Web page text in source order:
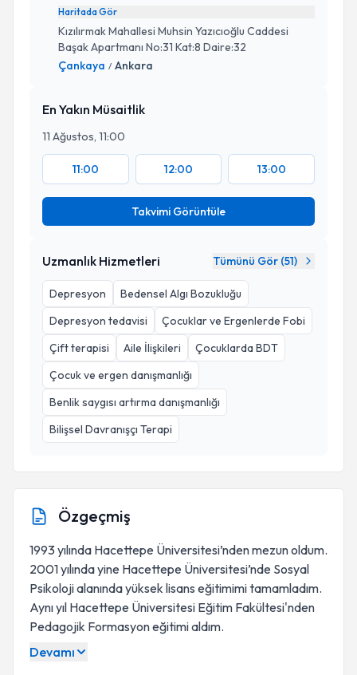
Haritada Gör
Kızılırmak Mahallesi Muhsin Yazıcıoğlu Caddesi
Başak Apartmanı No:31 Kat:8 Daire:32
Çankaya / Ankara
En Yakın Müsaitlik
11 Ağustos, 11:00
11:00 12:00 13:00
Takvimi Görüntüle
Uzmanlık Hizmetleri Tümünü Gör (51)
Depresyon
Bedensel Algı Bozukluğu
Depresyon tedavisi
Çocuklar ve Ergenlerde Fobi
Çift terapisi
Aile İlişkileri
Çocuklarda BDT
Çocuk ve ergen danışmanlığı
Benlik saygısı artırma danışmanlığı
Bilişsel Davranışçı Terapi
Özgeçmiş
1993 yılında Hacettepe Üniversitesi’nden mezun oldum.
2001 yılında yine Hacettepe Üniversitesi’nde Sosyal
Psikoloji alanında yüksek lisans eğitimimi tamamladım.
Aynı yıl Hacettepe Üniversitesi Eğitim Fakültesi'nden
Pedagojik Formasyon eğitimi aldım.
Devamı